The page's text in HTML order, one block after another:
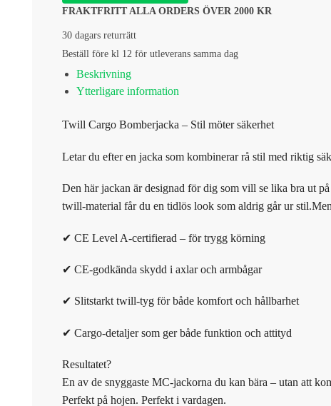
FRAKTFRITT ALLA ORDERS ÖVER 2000 KR
30 dagars returrätt
Beställ före kl 12 för utleverans samma dag
Beskrivning
Ytterligare information
Twill Cargo Bomberjacka – Stil möter säkerhet
Letar du efter en jacka som kombinerar rå stil med riktig
Den här jackan är designad för dig som vill se lika bra ut
twill-material får du en tidlös look som aldrig går ur
✔ CE Level A-certifierad – för trygg körning
✔ CE-godkända skydd i axlar och armbågar
✔ Slitstarkt twill-tyg för både komfort och hållbarhet
✔ Cargo-detaljer som ger både funktion och attityd
Resultatet?
En av de snyggaste MC-jackorna du kan bära – utan att
Perfekt på hojen. Perfekt i vardagen.